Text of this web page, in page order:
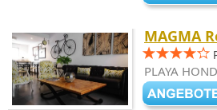
MAGMA
PLAYA